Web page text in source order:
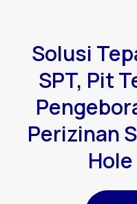
Solusi
SPT, Pit
Perizinan